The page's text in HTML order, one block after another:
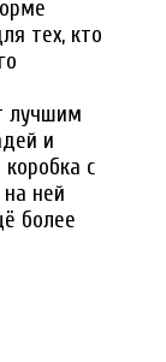
тех, кто
лучшим
и
с
ней
более